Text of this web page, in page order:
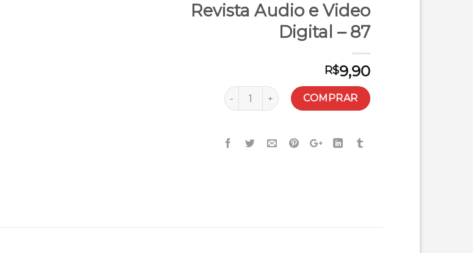
Revista Audio e Video
Digital – 87
R$9,90
Quantidade COMPRAR